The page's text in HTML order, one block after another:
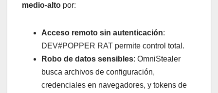
medio-alto por:
Acceso remoto sin autenticación:
DEV#POPPER RAT permite control total.
Robo de datos sensibles: OmniStealer
busca archivos de configuración,
credenciales en navegadores, y tokens de